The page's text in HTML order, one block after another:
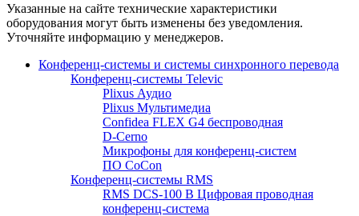
Указанные на сайте технические характеристики
оборудования могут быть изменены без уведомления.
Уточняйте информацию у менеджеров.
Конференц-системы и системы синхронного перевода
Конференц-системы Televic
Plixus Аудио
Plixus Мультимедиа
Confidea FLEX G4 беспроводная
D-Cerno
Микрофоны для конференц-систем
ПО CoCon
Конференц-системы RMS
RMS DCS-100 B Цифровая проводная
конференц-система